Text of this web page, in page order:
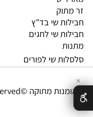
שי
שי
שי בד"ץ
שי לחגים
שי לפורים